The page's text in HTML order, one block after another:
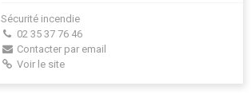
Sécurité incendie
02 35 37 76 46
Contacter par email
Voir le site